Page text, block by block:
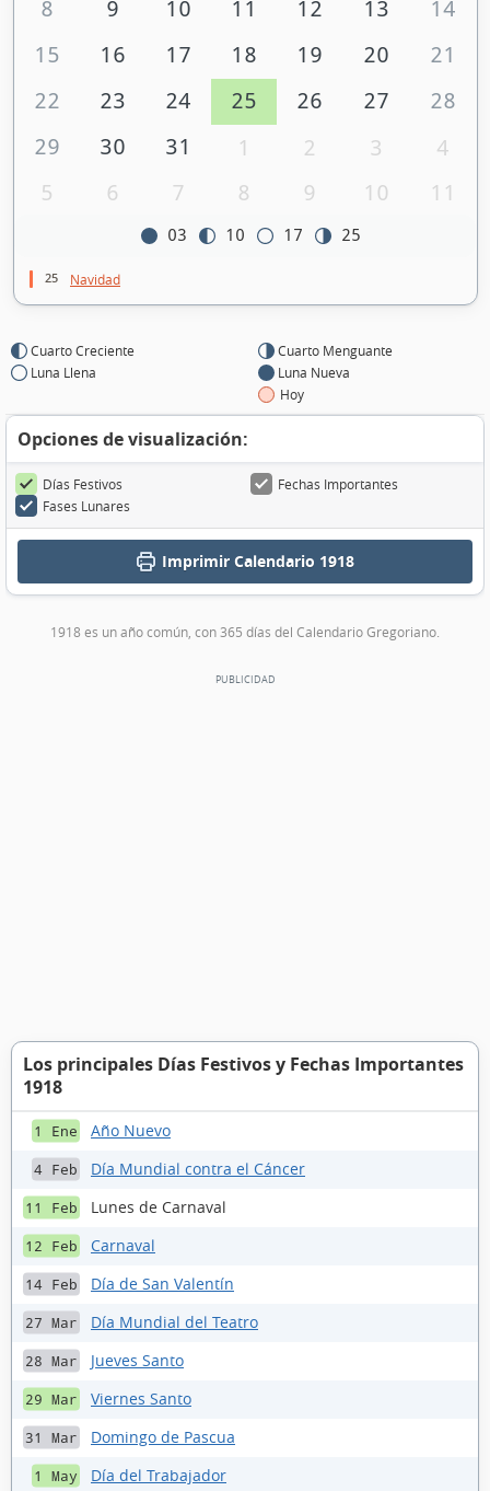
8 9 10 11 12 13
14
15
16 17 18 19 20
21
22
23 24 25 26 27
28
29
30 31 1 2 3
4
5
6 7 8 9 10 11
03 10 17 25
25 Navidad
Cuarto Creciente
Luna Llena
Cuarto Menguante
Luna Nueva
Hoy
Opciones de visualización:
Días Festivos
Fechas Importantes
Fases Lunares
ImprimirCalendario 1918
1918 es un año común, con 365 días del Calendario Gregoriano.
Los principales Días Festivos y Fechas Importantes
1918
1 Ene Año Nuevo
4 Feb Día Mundial contra el Cáncer
11 Feb Lunes de Carnaval
12 Feb Carnaval
14 Feb Día de San Valentín
27 Mar Día Mundial del Teatro
28 Mar Jueves Santo
29 Mar Viernes Santo
31 Mar Domingo de Pascua
1 May Día del Trabajador